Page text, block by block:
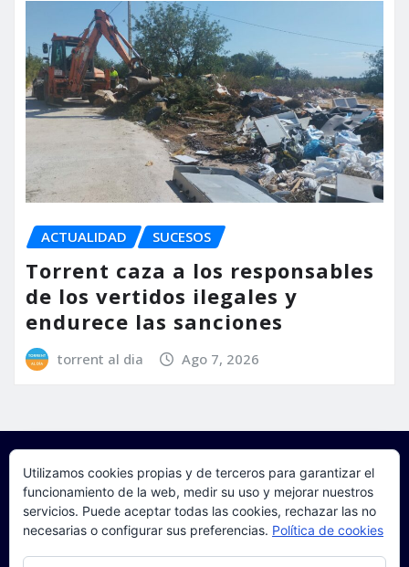
ACTUALIDAD SUCESOS
Torrent caza a los responsables
de los vertidos ilegales y
endurece las sanciones
torrent al dia Ago 7, 2026
Copyright © 2025 | Funciona conWordPress|Seattle
Utilizamos cookies propias y de terceros para garantizar el
funcionamiento de la web, medir su uso y mejorar nuestros
servicios. Puede aceptar todas las cookies, rechazar las no
necesarias o configurar sus preferencias. Política de cookies